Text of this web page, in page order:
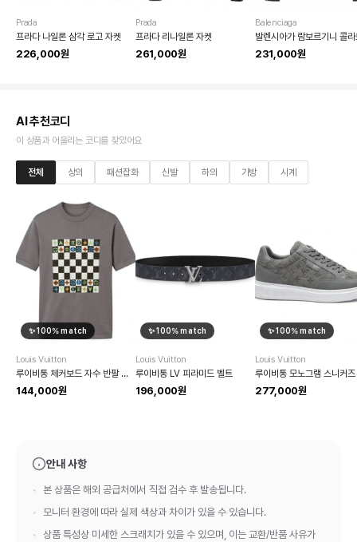
Prada
프라다 나일론 삼각 로고 자켓
226,000원
Prada
프라다 리나일론 자켓
261,000원
Balenciaga
231,000원
AI 추천코디
이 상품과 어울리는 코디를 찾았어요
전체 상의 패션잡화 신발 하의 가방 시계
✨100% match
Louis Vuitton
루이비통 체커보드 자수 반팔 티셔츠
144,000원
✨100% match
Louis Vuitton
루이비통 LV 피라미드 벨트
196,000원
✨100% match
Louis Vuitton
루이비통 모노그램 스니커즈
277,000원
안내 사항
본 상품은 해외 공급처에서 직접 검수 후 발송됩니다.
모니터 환경에 따라 실제 색상과 차이가 있을 수 있습니다.
상품 특성상 미세한 스크래치가 있을 수 있으며, 이는 교환/반품 사유가